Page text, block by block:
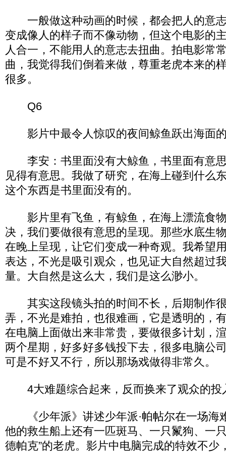
一般做这种动画的时候，都会把人的意
变成像人的样子而不像动物，但这个电影的
人合一，不能用人的意志去扭曲。拍电影常
曲，我觉得我们倒着来做，尊重老虎本来的
很多。
Q6
影片中最令人惊叹的夜间鲸鱼跃出海面
李安：书里面没有大鲸鱼，书里面有意
见得有意思。我做了研究，在海上碰到什么
这个东西是书里面没有的。
影片里有飞鱼，有鲸鱼，在海上漂流食
决，我们要做很有意思的呈现。那些水底生
在晚上呈现，让它们变成一种奇观。我希望
表达，不光是吸引观众，也见证大自然超过
量。大自然是这么大，我们是这么渺小。
其实这段镜头拍的时间不长，后期制作
弄，不光是难拍，也很难画，它是透明的，
在电脑上面做出来非常贵，要做很多计划，
两个星期，好多好多钱投下去，很多电脑公
可是不好又不行，所以那场戏做得非常久。
4大难题综合起来，反而换来了观众的投
《少年派》讲述少年派·帕帖尔在一场海
他的救生船上还有一匹斑马、一只鬣狗、一
德帕克”的老虎。影片中电脑完成的特效不少